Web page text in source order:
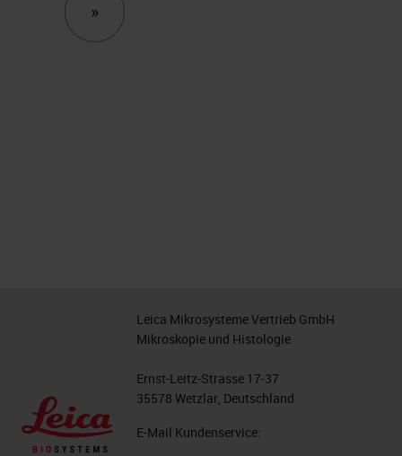
»Next
Leica Mikrosysteme Vertrieb GmbH
Mikroskopie und Histologie
Ernst-Leitz-Strasse 17-37
35578 Wetzlar, Deutschland
E-Mail Kundenservice: